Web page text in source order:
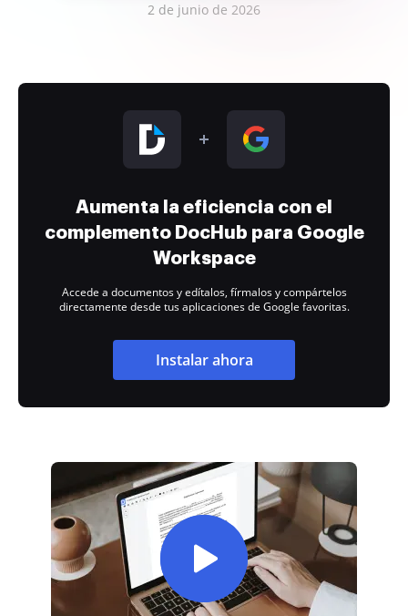
2 de junio de 2026
Aumenta la eficiencia con el
complemento DocHub para Google
Workspace
Accede a documentos y edítalos, fírmalos y compártelos
directamente desde tus aplicaciones de Google favoritas.
Instalar ahora